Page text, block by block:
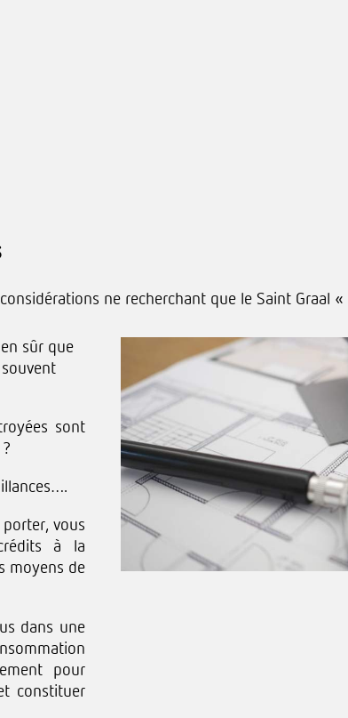
ne recherchant que le Saint Graal «
sûr que
sont
?
vous
à la
moyens de
dans une
pour
constituer